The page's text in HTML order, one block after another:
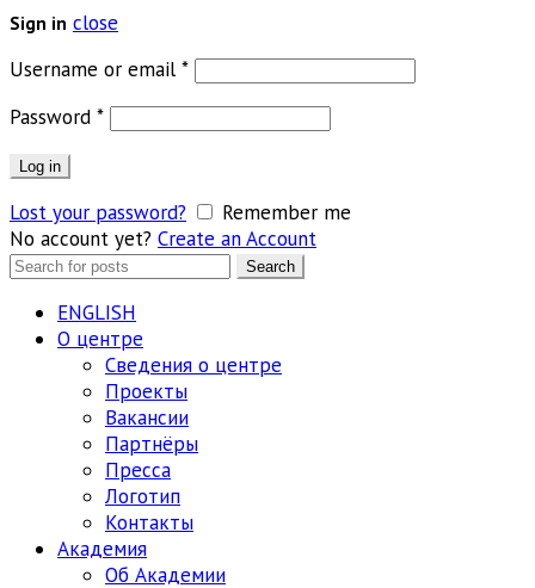
Sign in close
Username or email *Обязательно
Password *Обязательно
Log in
Lost your password?
Remember me
No account yet? Create an Account
Search
Search
ENGLISH
О центре
Сведения о центре
Проекты
Вакансии
Партнёры
Пресса
Логотип
Контакты
Академия
Об Академии